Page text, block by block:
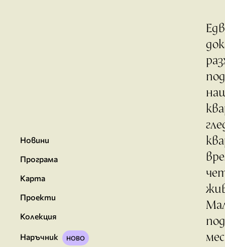
Новини
Програма
Карта
Проекти
Колекция
Наръчник